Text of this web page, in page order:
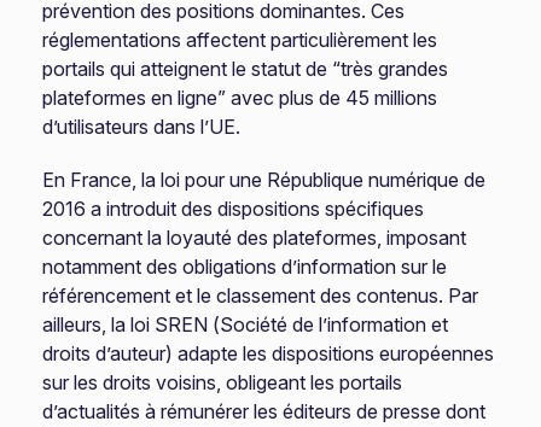
prévention des positions dominantes. Ces
réglementations affectent particulièrement les
portails qui atteignent le statut de “très grandes
plateformes en ligne” avec plus de 45 millions
d’utilisateurs dans l’UE.
En France, la loi pour une République numérique de
2016 a introduit des dispositions spécifiques
concernant la loyauté des plateformes, imposant
notamment des obligations d’information sur le
référencement et le classement des contenus. Par
ailleurs, la loi SREN (Société de l’information et
droits d’auteur) adapte les dispositions européennes
sur les droits voisins, obligeant les portails
d’actualités à rémunérer les éditeurs de presse dont